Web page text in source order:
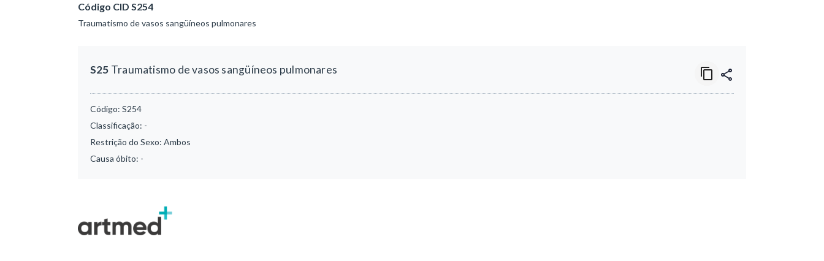
Código CID S254
Traumatismo de vasos sangüíneos pulmonares
S25 Traumatismo de vasos sangüíneos pulmonares
Código: S254
Classificação: -
Restrição do Sexo: Ambos
Causa óbito: -